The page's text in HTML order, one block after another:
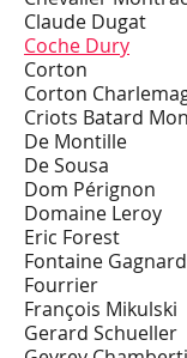
Claude Dugat
Coche Dury
Corton
Corton
Criots Batard
De Montille
De Sousa
Dom Pérignon
Domaine Leroy
Eric Forest
Fontaine Gagnard
Fourrier
François Mikulski
Gerard Schueller